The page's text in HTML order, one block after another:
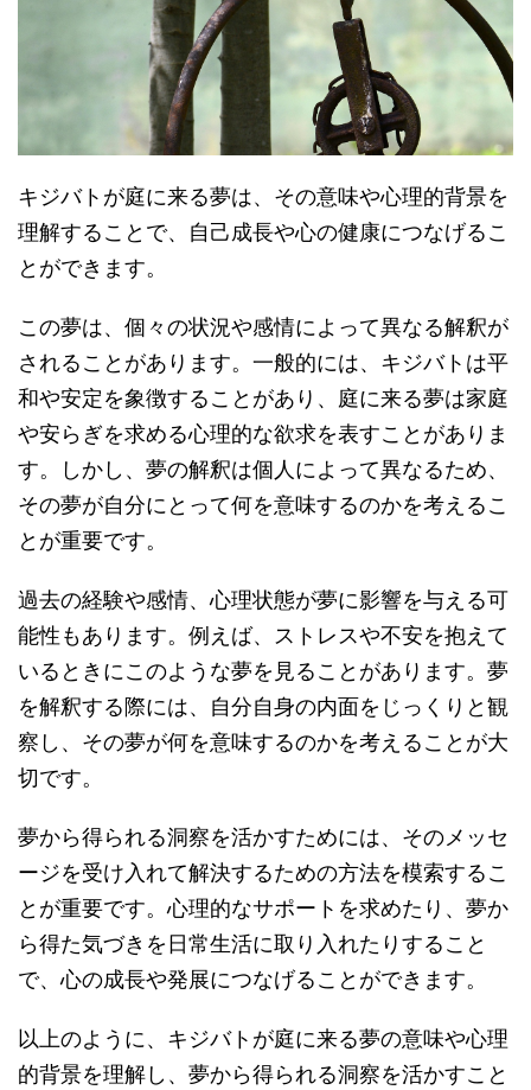
キジバトが庭に来る夢は、その意味や心理的背景を
理解することで、自己成長や心の健康につなげるこ
とができます。
この夢は、個々の状況や感情によって異なる解釈が
されることがあります。一般的には、キジバトは平
和や安定を象徴することがあり、庭に来る夢は家庭
や安らぎを求める心理的な欲求を表すことがありま
す。しかし、夢の解釈は個人によって異なるため、
その夢が自分にとって何を意味するのかを考えるこ
とが重要です。
過去の経験や感情、心理状態が夢に影響を与える可
能性もあります。例えば、ストレスや不安を抱えて
いるときにこのような夢を見ることがあります。夢
を解釈する際には、自分自身の内面をじっくりと観
察し、その夢が何を意味するのかを考えることが大
切です。
夢から得られる洞察を活かすためには、そのメッセ
ージを受け入れて解決するための方法を模索するこ
とが重要です。心理的なサポートを求めたり、夢か
ら得た気づきを日常生活に取り入れたりすること
で、心の成長や発展につなげることができます。
以上のように、キジバトが庭に来る夢の意味や心理
的背景を理解し、夢から得られる洞察を活かすこと